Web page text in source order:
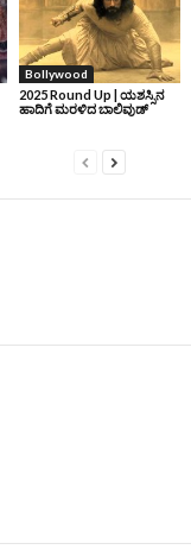
Bollywood
2025 Round Up | ಯಶಸ್ಸಿನ
ಹಾದಿಗೆ ಮರಳಿದ ಬಾಲಿವುಡ್‌